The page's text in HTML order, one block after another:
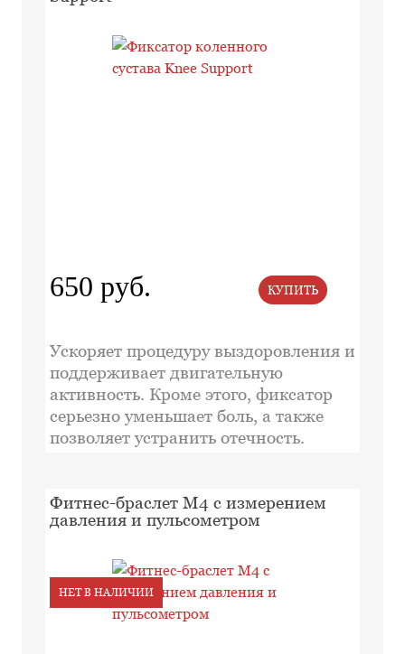
650 руб. КУПИТЬ
Ускоряет процедуру выздоровления и
поддерживает двигательную
активность. Кроме этого, фиксатор
серьезно уменьшает боль, а также
позволяет устранить отечность.
Фитнес-браслет M4 с измерением
давления и пульсометром
НЕТ В НАЛИЧИИ